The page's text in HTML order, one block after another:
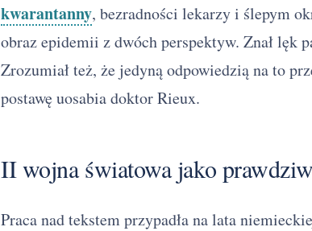
kwarantanny, bezradności lekarzy i ślepym
obraz epidemii z dwóch perspektyw. Znał lęk
Zrozumiał też, że jedyną odpowiedzią na to
postawę uosabia doktor Rieux.
II wojna światowa jako
Praca nad tekstem przypadła na lata